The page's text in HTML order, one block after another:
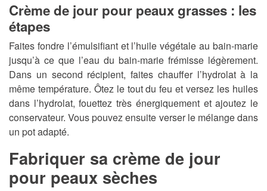
Crème de jour pour peaux grasses : les
étapes
Faites fondre l’émulsifiant et l’huile végétale au bain-marie
jusqu’à ce que l’eau du bain-marie frémisse légèrement.
Dans un second récipient, faites chauffer l’hydrolat à la
même température. Ôtez le tout du feu et versez les huiles
dans l’hydrolat, fouettez très énergiquement et ajoutez le
conservateur. Vous pouvez ensuite verser le mélange dans
un pot adapté.
Fabriquer sa crème de jour
pour peaux sèches